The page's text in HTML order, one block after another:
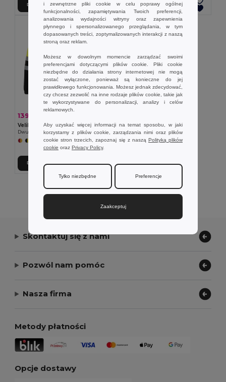
Dodaj Do Koszyka Dodaj Do Koszyka
139,11 zł
Velilla 36073
Dwukolorowa kurtka polarowa (280 g/m²), poliester (100%)
+6 kolory
Dodaj Do Koszyka
Wyświetlanie Wszystkich Produktów.
Skontaktuj się z nami
Pozwól nam pomóc
Nasza firma
Metody płatności
Opcje dostawy
i zewnętrzne pliki cookie w celu poprawy ogólnej
funkcjonalności, zapamiętywania Twoich preferencji,
analizowania wydajności witryny oraz zapewnienia
płynnego i spersonalizowanego przeglądania, w tym
dopasowanych treści, zoptymalizowanych interakcji z naszą
stroną oraz reklam.
Możesz w dowolnym momencie zarządzać swoimi
preferencjami dotyczącymi plików cookie. Pliki cookie
niezbędne do działania strony internetowej nie mogą
zostać wyłączone, ponieważ są konieczne do jej
prawidłowego funkcjonowania. Możesz jednak zdecydować,
czy chcesz zezwolić na inne rodzaje plików cookie, takie jak
te wykorzystywane do personalizacji, analizy i celów
reklamowych.
Aby uzyskać więcej informacji na temat sposobu, w jaki
korzystamy z plików cookie, zarządzania nimi oraz plików
cookie stron trzecich, zapoznaj się z naszą Polityką plików
cookie oraz Privacy Policy.
Tylko niezbędne Preferencje
Zaakceptuj